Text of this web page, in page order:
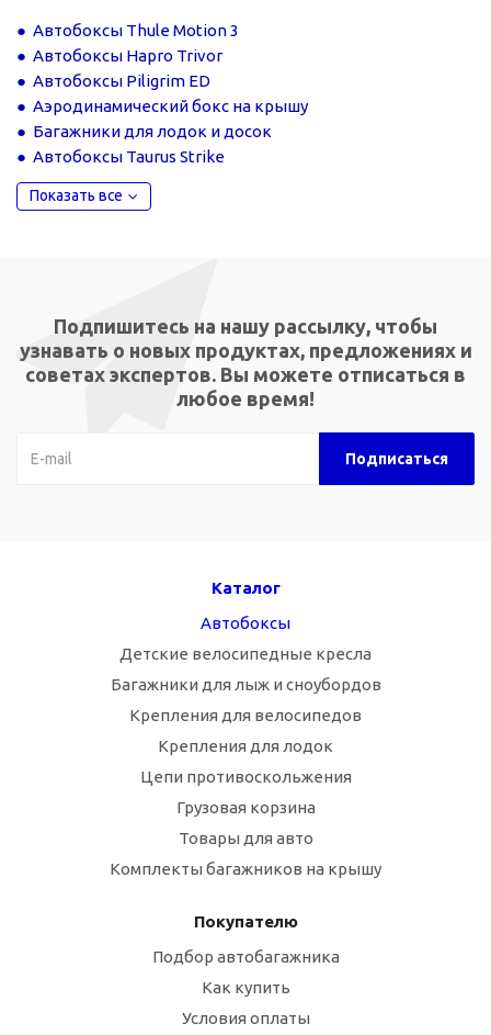
Автобоксы Thule Motion 3
Автобоксы Hapro Trivor
Автобоксы Piligrim ED
Аэродинамический бокс на крышу
Багажники для лодок и досок
Автобоксы Taurus Strike
Показать все
Подпишитесь на нашу рассылку, чтобы
узнавать о новых продуктах, предложениях и
советах экспертов. Вы можете отписаться в
любое время!
Каталог
Автобоксы
Детские велосипедные кресла
Багажники для лыж и сноубордов
Крепления для велосипедов
Крепления для лодок
Цепи противоскольжения
Грузовая корзина
Товары для авто
Комплекты багажников на крышу
Покупателю
Подбор автобагажника
Как купить
Условия оплаты